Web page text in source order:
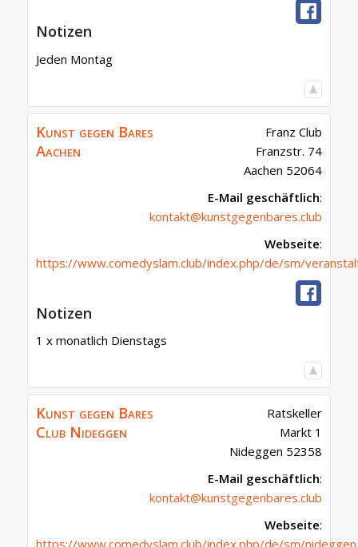
Notizen
Jeden Montag
Kunst gegen Bares
Aachen
Franz Club
Franzstr. 74
Aachen 52064
E-Mail geschäftlich:
kontakt@kunstgegenbares.club
Webseite:
https://www.comedyslam.club/index.php/de/sm/
Notizen
1 x monatlich Dienstags
Kunst gegen Bares
Club Nideggen
Ratskeller
Markt 1
Nideggen 52358
E-Mail geschäftlich:
kontakt@kunstgegenbares.club
Webseite:
https://www.comedyslam.club/index.php/de/sm/nideggen